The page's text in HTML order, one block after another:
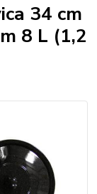
34 cm
8 L (1,2